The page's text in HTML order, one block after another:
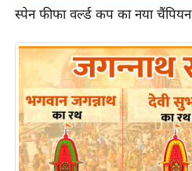
य
र
मी
क्षा
ध
र्म
स्पेन फीफा वर्ल्ड कप का नया चैंपियन